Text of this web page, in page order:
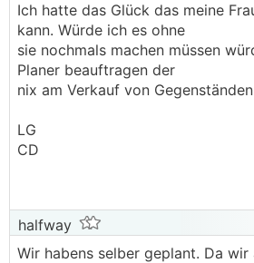
Ich hatte das Glück das meine
kann. Würde ich es ohne
sie nochmals machen müssen
Planer beauftragen der
nix am Verkauf von
LG
CD
halfway
Wir habens selber geplant. Da